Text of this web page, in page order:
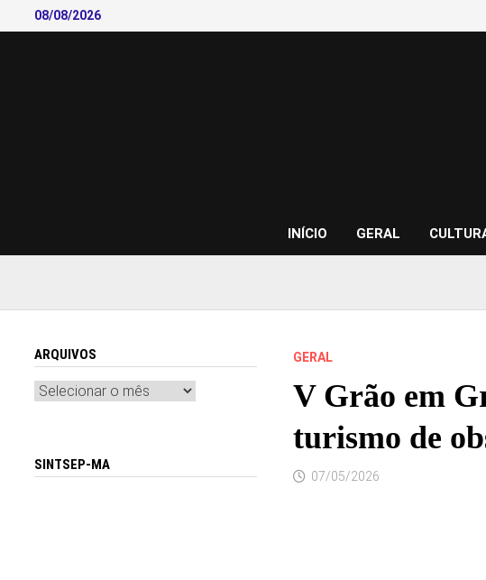
to
08/08/2026
INÍCIO GERAL
GERAL
V Grão em
turismo de
07/05/2026
ARQUIVOS
Arquivos
SINTSEP-MA